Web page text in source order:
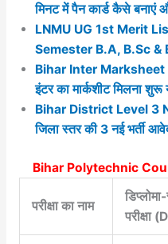
मिनट में पैन कार्ड कैसे बनाएं
LNMU UG 1st Merit
Semester B.A, B.Sc
Bihar Inter Marksheet
इंटर का मार्कशीट मिलना
Bihar District Level 3
जिला स्तर की 3 नई भर्ती
Bihar Polytechnic
परीक्षा का नाम
परीक्षा